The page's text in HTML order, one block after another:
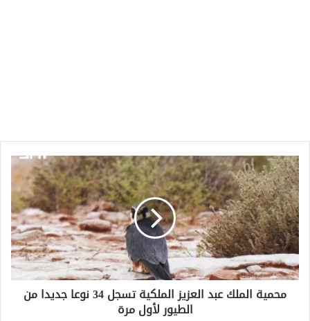
محمية
الملك
عبد
العزيز
الملكية
تسجل
34
نوعا
جديدا
من
محمية الملك عبد العزيز الملكية تسجل 34 نوعا جديدا من
الطيور لأول مرة